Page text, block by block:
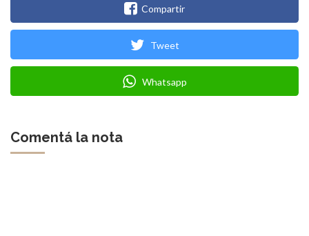
Compartir
Tweet
Whatsapp
Comentá la nota